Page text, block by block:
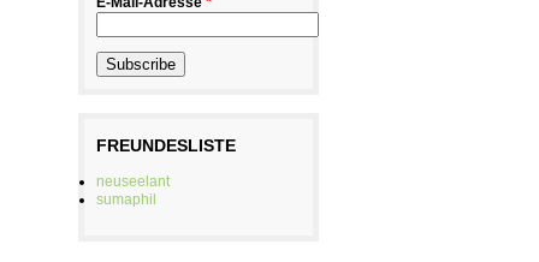
FREUNDESLISTE
neuseelant
sumaphil